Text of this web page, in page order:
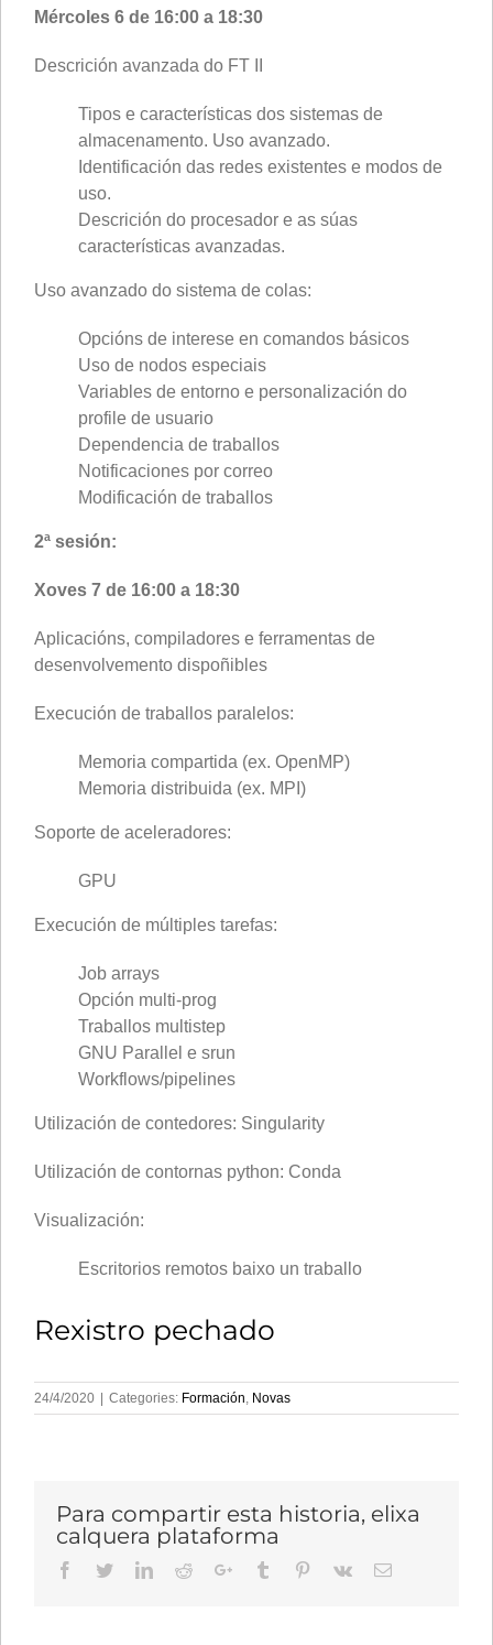
Mércoles 6 de 16:00 a 18:30
Descrición avanzada do FT II
Tipos e características dos sistemas de
almacenamento. Uso avanzado.
Identificación das redes existentes e modos de
uso.
Descrición do procesador e as súas
características avanzadas.
Uso avanzado do sistema de colas:
Opcións de interese en comandos básicos
Uso de nodos especiais
Variables de entorno e personalización do
profile de usuario
Dependencia de traballos
Notificaciones por correo
Modificación de traballos
2ª sesión:
Xoves 7 de 16:00 a 18:30
Aplicacións, compiladores e ferramentas de
desenvolvemento dispoñibles
Execución de traballos paralelos:
Memoria compartida (ex. OpenMP)
Memoria distribuida (ex. MPI)
Soporte de aceleradores:
GPU
Execución de múltiples tarefas:
Job arrays
Opción multi-prog
Traballos multistep
GNU Parallel e srun
Workflows/pipelines
Utilización de contedores: Singularity
Utilización de contornas python: Conda
Visualización:
Escritorios remotos baixo un traballo
Rexistro pechado
24/4/2020 | Categories: Formación Novas
Para compartir esta historia, elixa
calquera plataforma
Facebook
TwitterLinkedIn
RedditGoogle+Tumblr Pinterest
Vk Email